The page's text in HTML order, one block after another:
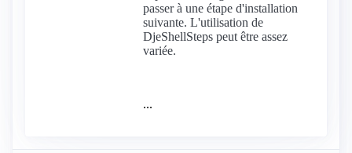
passer à une étape d'installation
suivante. L'utilisation de
DjeShellSteps peut être assez
variée.
...